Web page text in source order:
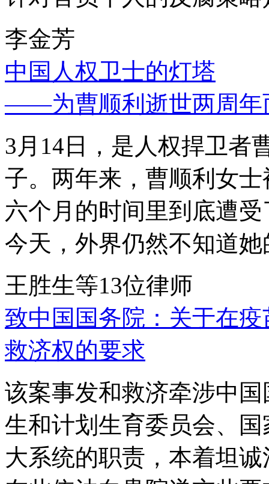
李金芳
中国人权卫士的灯塔
——为曹顺利逝世两周年
3月14日，是人权捍卫者
子。两年来，曹顺利女
六个月的时间里到底遭
今天，外界仍然不知道
王胜生等13位律师
致中国国务院：关于在
救济权的要求
该案事发和救济牵涉中
生和计划生育委员会、
大系统的职责，本着坦